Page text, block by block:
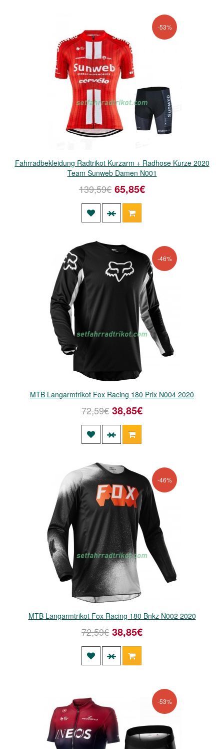
-53%
Fahrradbekleidung Radtrikot Kurzarm + Radhose Kurze 2020
Team Sunweb Damen N001
139,59€ 65,85€
-46%
MTB Langarmtrikot Fox Racing 180 Prix N004 2020
72,59€ 38,85€
-46%
MTB Langarmtrikot Fox Racing 180 Bnkz N002 2020
72,59€ 38,85€
-53%